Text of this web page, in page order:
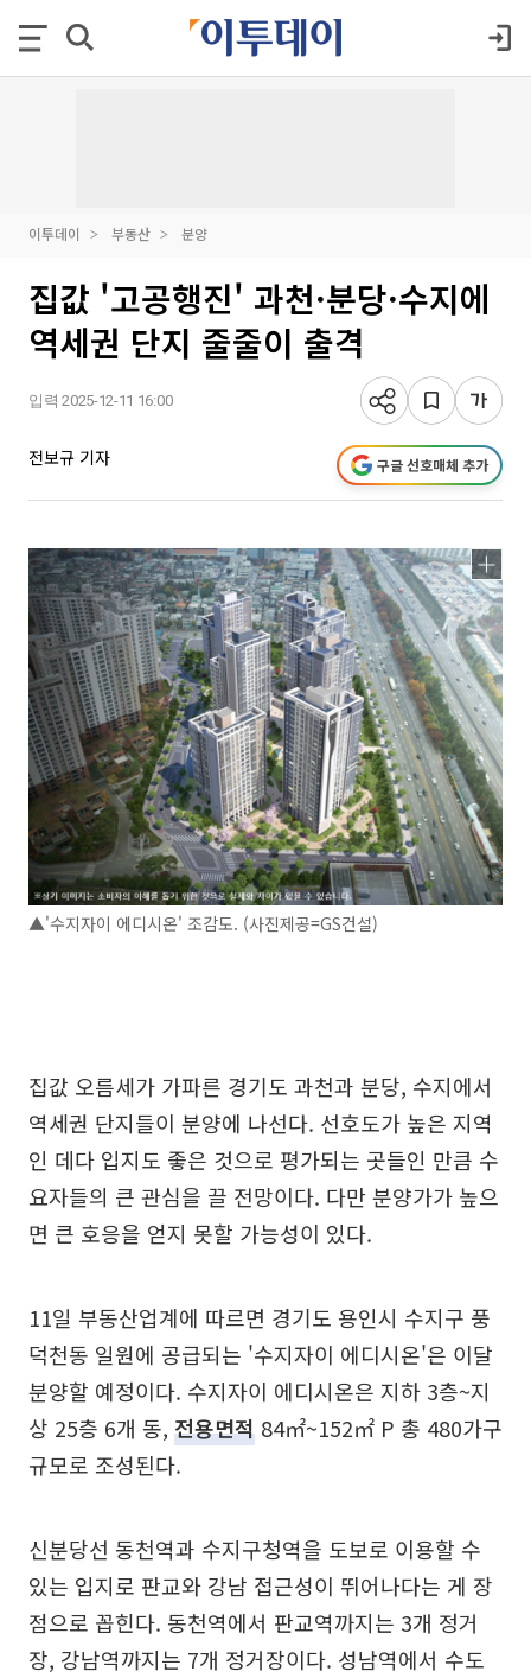
이투데이 부동산 분양
집값 '고공행진' 과천·분당·수지에
역세권 단지 줄줄이 출격
입력 2025-12-11 16:00
전보규 기자 구글 선호매체 추가
▲'수지자이 에디시온' 조감도. (사진제공=GS건설)
집값 오름세가 가파른 경기도 과천과 분당, 수지에서
역세권 단지들이 분양에 나선다. 선호도가 높은 지역
인 데다 입지도 좋은 것으로 평가되는 곳들인 만큼 수
요자들의 큰 관심을 끌 전망이다. 다만 분양가가 높으
면 큰 호응을 얻지 못할 가능성이 있다.
11일 부동산업계에 따르면 경기도 용인시 수지구 풍
덕천동 일원에 공급되는 '수지자이 에디시온'은 이달
분양할 예정이다. 수지자이 에디시온은 지하 3층~지
상 25층 6개 동, 전용면적 84㎡~152㎡ P 총 480가구
규모로 조성된다.
신분당선 동천역과 수지구청역을 도보로 이용할 수
있는 입지로 판교와 강남 접근성이 뛰어나다는 게 장
점으로 꼽힌다. 동천역에서 판교역까지는 3개 정거
장, 강남역까지는 7개 정거장이다. 성남역에서 수도